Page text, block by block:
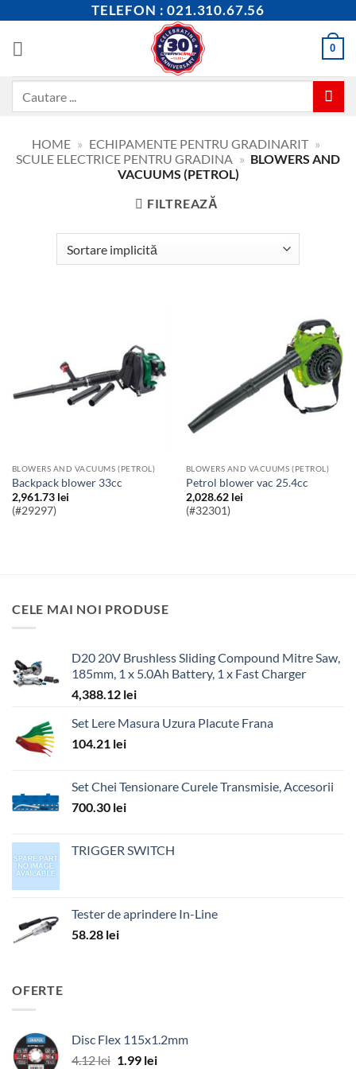
content
TELEFON : 021.310.67.56
0
HOME » ECHIPAMENTE PENTRU GRADINARIT »
SCULE ELECTRICE PENTRU GRADINA » BLOWERS AND
VACUUMS (PETROL)
FILTREAZĂ
BLOWERS AND VACUUMS (PETROL)
backpack blower 33cc
2,961.73 lei
(#29297)
BLOWERS AND VACUUMS (PETROL)
Petrol blower vac 25.4cc
2,028.62 lei
(#32301)
CELE MAI NOI PRODUSE
D20 20V Brushless Sliding Compound Mitre Saw,
185mm, 1 x 5.0Ah Battery, 1 x Fast Charger
4,388.12 lei
Set Lere Masura Uzura Placute Frana
104.21 lei
Set Chei Tensionare Curele Transmisie, Accesorii
700.30 lei
TRIGGER SWITCH
Tester de aprindere In-Line
58.28 lei
OFERTE
Disc Flex 115x1.2mm
4.12lei Prețul
1.99 leiPrețul